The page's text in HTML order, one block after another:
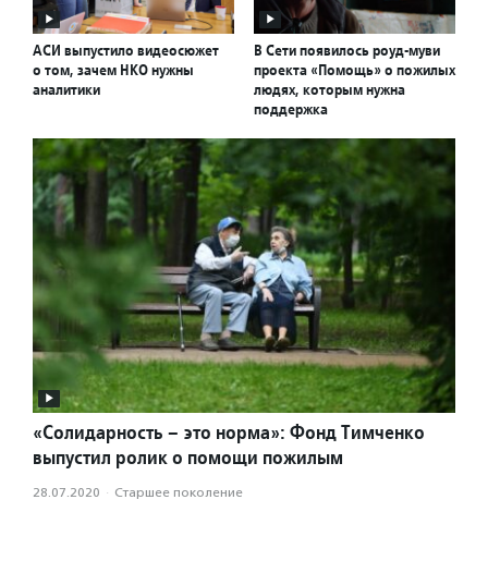
АСИ выпустило видеосюжет
о том, зачем НКО нужны
аналитики
В Сети появилось роуд-муви
проекта «Помощь» о пожилых
людях, которым нужна
поддержка
«Солидарность – это норма»: Фонд Тимченко
выпустил ролик о помощи пожилым
28.07.2020 · Старшее поколение